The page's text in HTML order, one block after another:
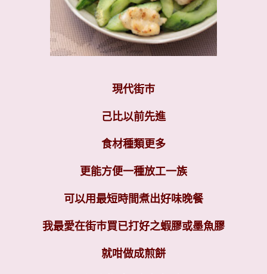
現代街巿
己比以前先進
食材種類更多
更能方便一種放工一族
可以用最短時間煮出好味晚餐
我最愛在街巿買已打好之蝦膠或墨魚膠
就咁做成煎餅